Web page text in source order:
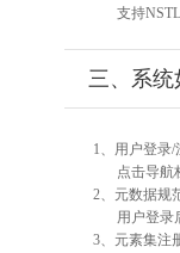
支持
三、系统
1、用户登录/
点击导航
2、元数据规
用户登录
3、元素集注